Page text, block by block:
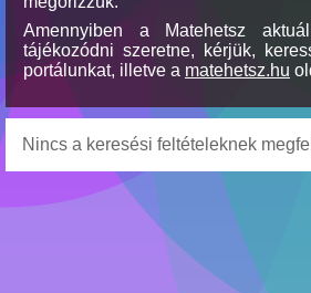
Amennyiben a Matehetsz
tájékozódni szeretne, kérjük,
portálunkat, illetve a matehetsz.hu
Nincs a keresési feltételeknek